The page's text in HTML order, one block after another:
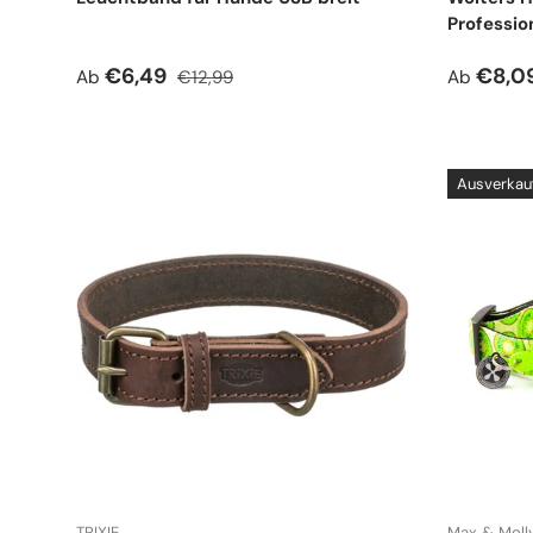
Verkaufspreis
Ab €6,49 Normaler Preis
€12,99 Ab